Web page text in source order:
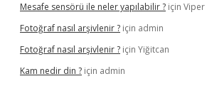
Mesafe sensörü ile neler yapılabilir ? için Viper
Fotoğraf nasıl arşivlenir ? için admin
Fotoğraf nasıl arşivlenir ? için Yiğitcan
Kam nedir din ? için admin